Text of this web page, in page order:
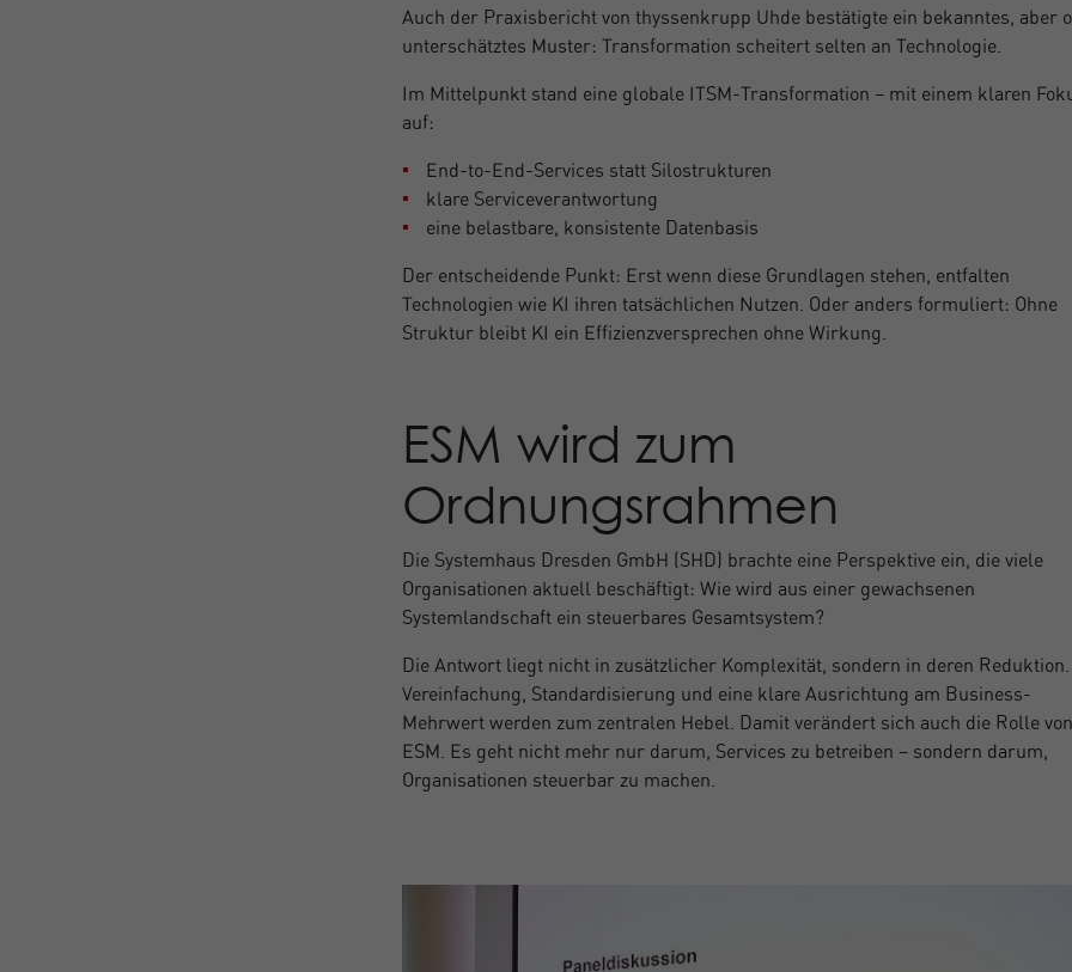
Auch der Praxisbericht von thyssenkrupp Uhde bestätigte ein bekanntes, aber
unterschätztes Muster: Transformation scheitert selten an Technologie.
Im Mittelpunkt stand eine globale ITSM-Transformation – mit einem klaren
auf:
End-to-End-Services statt Silostrukturen
klare Serviceverantwortung
eine belastbare, konsistente Datenbasis
Der entscheidende Punkt: Erst wenn diese Grundlagen stehen, entfalten
Technologien wie KI ihren tatsächlichen Nutzen. Oder anders formuliert: Ohne
Struktur bleibt KI ein Effizienzversprechen ohne Wirkung.
ESM wird zum
Ordnungsrahmen
Die Systemhaus Dresden GmbH (SHD) brachte eine Perspektive ein, die viele
Organisationen aktuell beschäftigt: Wie wird aus einer gewachsenen
Systemlandschaft ein steuerbares Gesamtsystem?
Die Antwort liegt nicht in zusätzlicher Komplexität, sondern in deren Reduktion.
Vereinfachung, Standardisierung und eine klare Ausrichtung am Business-
Mehrwert werden zum zentralen Hebel. Damit verändert sich auch die Rolle von
ESM. Es geht nicht mehr nur darum, Services zu betreiben – sondern darum,
Organisationen steuerbar zu machen.